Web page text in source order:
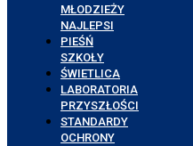
MŁODZIEŻY
NAJLEPSI
PIEŚŃ
SZKOŁY
ŚWIETLICA
LABORATORIA
PRZYSZŁOŚCI
STANDARDY
OCHRONY